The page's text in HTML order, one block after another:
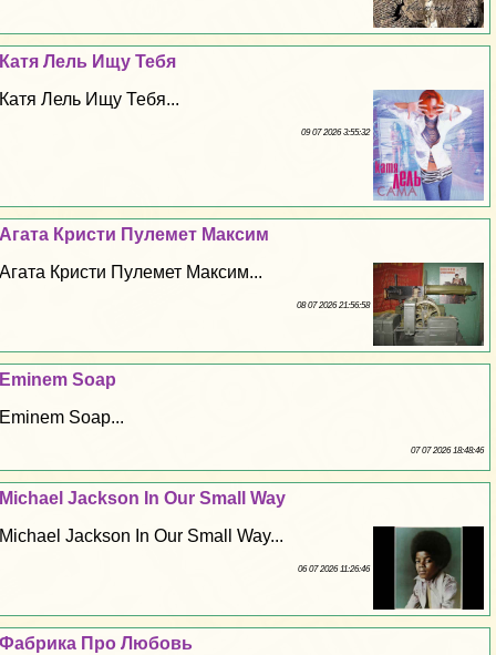
Катя Лель Ищу Тебя
Катя Лель Ищу Тебя...
09 07 2026 3:55:32
Агата Кристи Пулемет Максим
Агата Кристи Пулемет Максим...
08 07 2026 21:56:58
Eminem Soap
Eminem Soap...
07 07 2026 18:48:46
Michael Jackson In Our Small Way
Michael Jackson In Our Small Way...
06 07 2026 11:26:46
Фабрика Про Любовь